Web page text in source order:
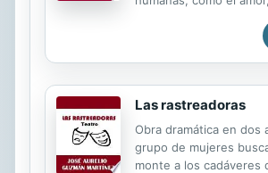
los sueños. Con este
gozará de seductores
obra también se
Apoya a los escritores
comentando y
ENLACES CON EL
OBRA. URL de Google+
https://
Las rastreadoras
Obra dramática en dos
grupo de mujeres
monte a los cadáveres